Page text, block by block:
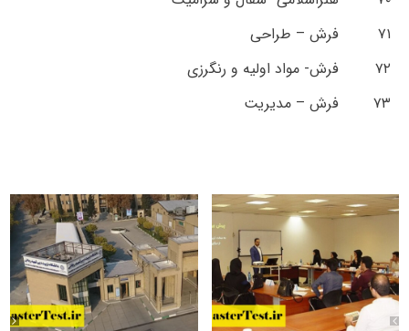
۷۱
فرش – طراحی
۷۲
فرش- مواد اولیه و رنگرزی
۷۳
فرش – مدیریت